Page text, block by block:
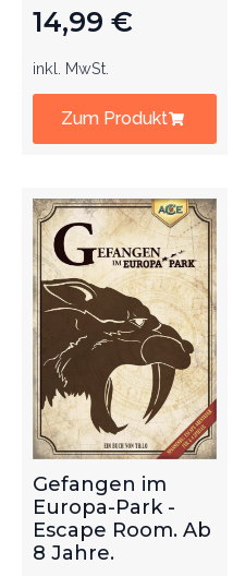
14,99 €
inkl. MwSt.
Zum Produkt
Gefangen im
Europa-Park -
Escape Room. Ab
8 Jahre.